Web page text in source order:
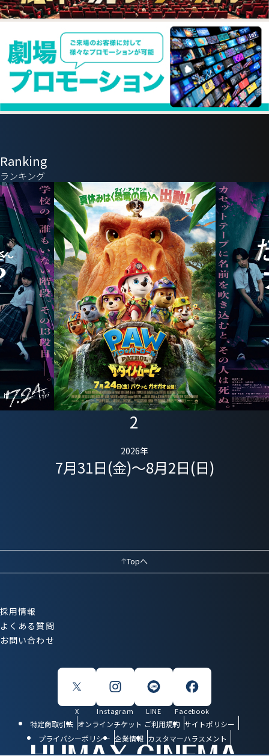
Ranking
ランキング
2
2026年
7月31日(金)～8月2日(日)
Topへ
採用情報
よくある質問
お問い合わせ
X Instagram LINE Facebook
特定商取引法 オンラインチケット ご利用規約 サイトポリシー
プライバシーポリシー 企業情報 カスタマーハラスメント